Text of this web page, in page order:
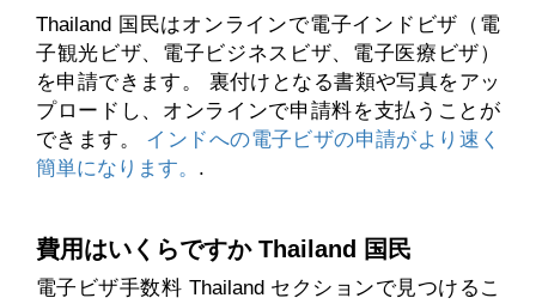
Thailand 国民はオンラインで電子インドビザ（電
子観光ビザ、電子ビジネスビザ、電子医療ビザ）
を申請できます。 裏付けとなる書類や写真をアッ
プロードし、オンラインで申請料を支払うことが
できます。 インドへの電子ビザの申請がより速く
簡単になります。 .
費用はいくらですか Thailand 国民
電子ビザ手数料 Thailand セクションで見つけるこ